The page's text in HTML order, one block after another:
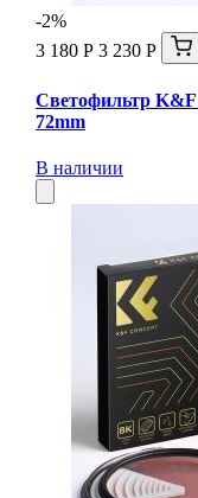
-2%
3 180 Р 3 230 Р
Светофильтр K&F
72mm
В наличии